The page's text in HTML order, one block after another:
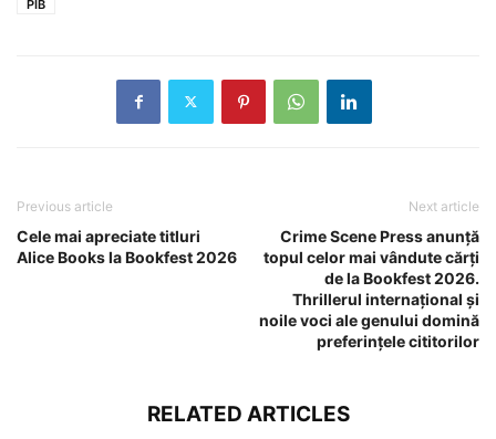
PIB
Previous article
Cele mai apreciate titluri
Alice Books la Bookfest 2026
Next article
Crime Scene Press anunță
topul celor mai vândute cărți
de la Bookfest 2026.
Thrillerul internațional și
noile voci ale genului domină
preferințele cititorilor
RELATED ARTICLES